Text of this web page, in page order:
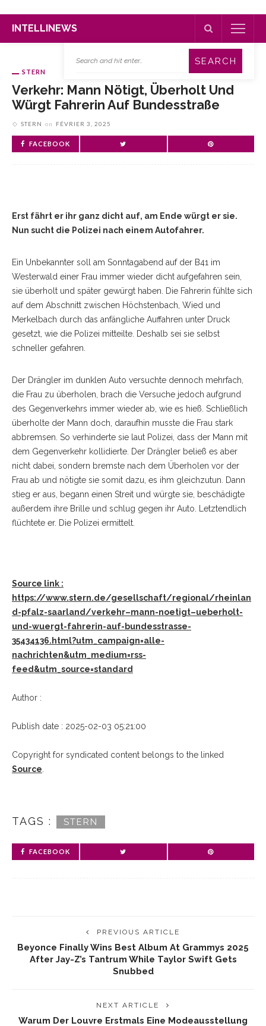
INTELLINEWS
STERN
Verkehr: Mann Nötigt, Überholt Und
Würgt Fahrerin Auf Bundesstraße
STERN on FÉVRIER 3, 2025
FACEBOOK
Erst fährt er ihr ganz dicht auf, am Ende würgt er sie.
Nun sucht die Polizei nach einem Autofahrer.
Ein Unbekannter soll am Sonntagabend auf der B41 im
Westerwald einer Frau immer wieder dicht aufgefahren sein,
sie überholt und später gewürgt haben. Die Fahrerin fühlte sich
auf dem Abschnitt zwischen Höchstenbach, Wied und
Merkelbach durch das anfängliche Auffahren unter Druck
gesetzt, wie die Polizei mitteilte. Deshalb sei sie selbst
schneller gefahren.
Der Drängler im dunklen Auto versuchte dennoch mehrfach,
die Frau zu überholen, brach die Versuche jedoch aufgrund
des Gegenverkehrs immer wieder ab, wie es hieß. Schließlich
überholte der Mann doch, daraufhin musste die Frau stark
abbremsen. So verhinderte sie laut Polizei, dass der Mann mit
dem Gegenverkehr kollidierte. Der Drängler beließ es aber
nicht dabei, sondern bremste nach dem Überholen vor der
Frau ab und nötigte sie somit dazu, es ihm gleichzutun. Dann
stieg er aus, begann einen Streit und würgte sie, beschädigte
außerdem ihre Brille und schlug gegen ihr Auto. Letztendlich
flüchtete er. Die Polizei ermittelt.
Source link :
https://www.stern.de/gesellschaft/regional/rheinlan
d-pfalz-saarland/verkehr–mann-noetigt–ueberholt-
und-wuergt-fahrerin-auf-bundesstrasse-
35434136.html?utm_campaign=alle-
nachrichten&utm_medium=rss-
feed&utm_source=standard
Author :
Publish date : 2025-02-03 05:21:00
Copyright for syndicated content belongs to the linked
Source
TAGS : STERN
FACEBOOK
PREVIOUS ARTICLE
Beyonce Finally Wins Best Album At Grammys 2025
After Jay-Z’s Tantrum While Taylor Swift Gets
Snubbed
NEXT ARTICLE
Warum Der Louvre Erstmals Eine Modeausstellung